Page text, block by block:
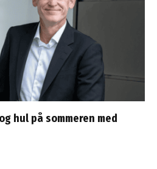
hul på sommeren med